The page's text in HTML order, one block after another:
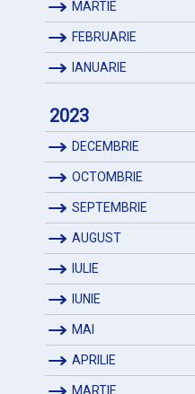
MARTIE
FEBRUARIE
IANUARIE
2023
DECEMBRIE
OCTOMBRIE
SEPTEMBRIE
AUGUST
IULIE
IUNIE
MAI
APRILIE
MARTIE